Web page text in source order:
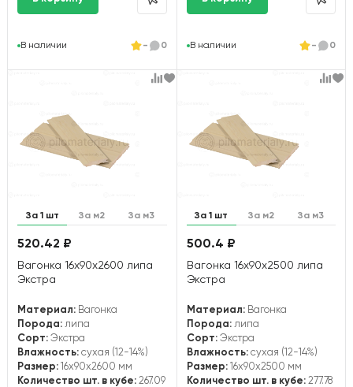
В наличии - 0 В наличии - 0
За 1 шт За м2 За м3
520.42 ₽
Вагонка 16х90х2600 липа
Экстра
Материал: Вагонка
Порода: липа
Сорт: Экстра
Влажность: сухая (12-14%)
Размер: 16x90x2600 мм
Количество шт. в кубе: 267.09
За 1 шт За м2 За м3
500.4 ₽
Вагонка 16х90х2500 липа
Экстра
Материал:Вагонка
Порода:липа
Сорт:Экстра
Влажность:сухая (12-14%)
Размер:16x90x2500 мм
Количество шт. в кубе:277.78